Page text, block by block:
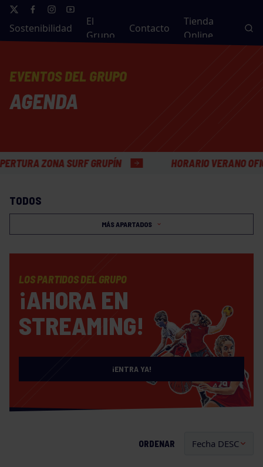
Sostenibilidad
El
Grupo
Contacto
Tienda
Online
EVENTOS DEL GRUPO
AGENDA
ZONA SURF GRUPÍN HORARIO VERANO OFICINAS
TODOS
MÁS APARTADOS
LOS PARTIDOS DEL GRUPO
¡AHORA EN
STREAMING!
¡ENTRA YA!
ORDENAR